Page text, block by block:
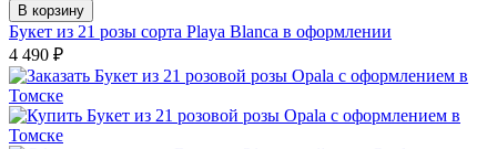
В корзину
Букет из 21 розы сорта Playa Blanca в оформлении
4 490 ₽